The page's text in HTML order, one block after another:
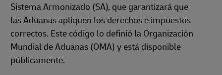
Sistema Armonizado (SA), que garantizará que
las Aduanas apliquen los derechos e impuestos
correctos. Este código lo definió la Organización
Mundial de Aduanas (OMA) y está disponible
públicamente.